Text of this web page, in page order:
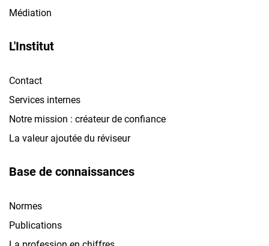
Médiation
L'Institut
Contact
Services internes
Notre mission : créateur de confiance
La valeur ajoutée du réviseur
Base de connaissances
Normes
Publications